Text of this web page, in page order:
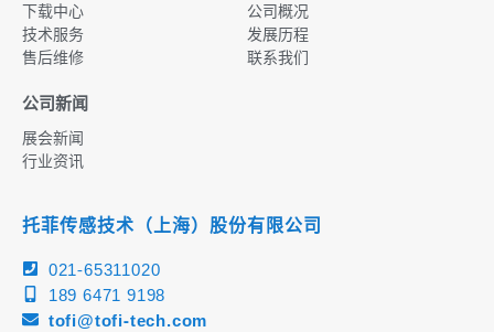
下载中心
技术服务
售后维修
公司概况
发展历程
联系我们
公司新闻
展会新闻
行业资讯
托菲传感技术（上海）股份有限公司
021-65311020
189 6471 9198
tofi@tofi-tech.com